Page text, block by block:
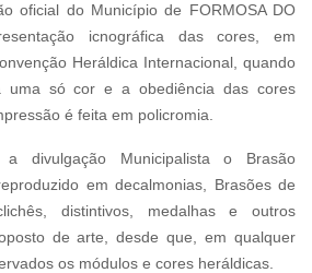
oficial do Município de FORMOSA DO
icnográfica das cores, em
Heráldica Internacional, quando
uma só cor e a obediência das cores
é feita em policromia.
divulgação Municipalista o Brasão
em decalmonias, Brasões de
distintivos, medalhas e outros
de arte, desde que, em qualquer
os módulos e cores heráldicas.